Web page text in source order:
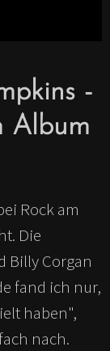
-
Album
Rock am
Die
Billy Corgan
fand ich nur,
haben",
nach.